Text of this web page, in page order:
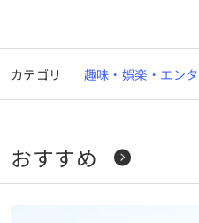
カテゴリ 趣味・娯楽・エン
おすすめ